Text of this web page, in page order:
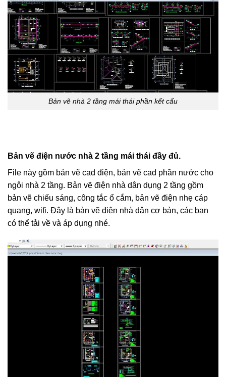
Bản vẽ nhà 2 tầng mái thái phần kết cấu
Bản vẽ điện nước nhà 2 tầng mái thái đầy đủ.
File này gồm bản vẽ cad điện, bản vẽ cad phần nước cho
ngôi nhà 2 tầng. Bản vẽ điện nhà dân dụng 2 tầng gồm
bản vẽ chiếu sáng, công tắc ổ cắm, bản vẽ điện nhẹ cáp
quang, wifi. Đây là bản vẽ điện nhà dân cơ bản, các bạn
có thể tải về và áp dụng nhé.